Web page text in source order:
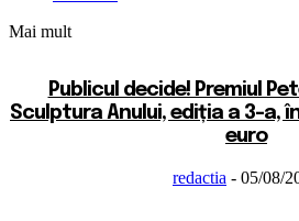
Mai mult
Publicul decide! Premiul
Sculptura Anului, ediția a 3-a,
euro
redactia - 05/08/